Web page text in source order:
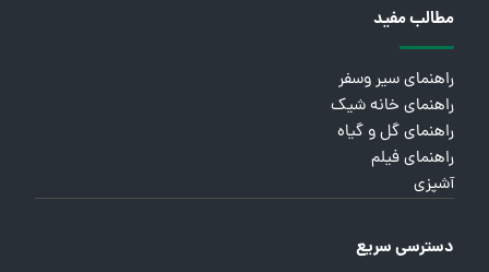
مطالب مفید
راهنمای سیر وسفر
راهنمای خانه شیک
راهنمای گل و گیاه
راهنمای فیلم
آشپزی
دسترسی سریع